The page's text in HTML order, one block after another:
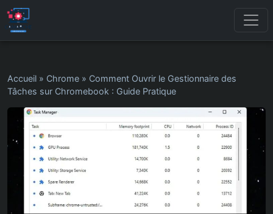
Accueil » Chrome » Comment Ouvrir le Gestionnaire des
Tâches sur Chromebook : Guide Pratique